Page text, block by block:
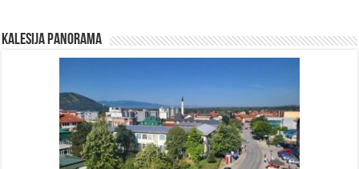
Kalesija panorama